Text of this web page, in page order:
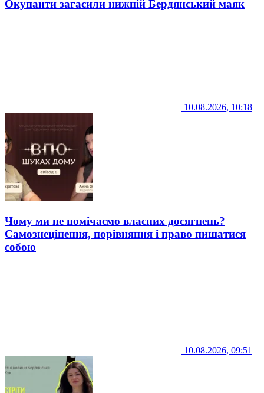
Окупанти загасили нижній Бердянський маяк
10.08.2026, 10:18
Чому ми не помічаємо власних досягнень?
Самознецінення, порівняння і право пишатися
собою
10.08.2026, 09:51